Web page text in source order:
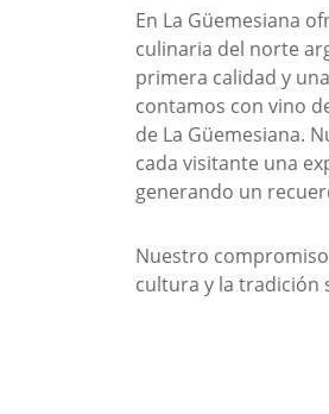
En La Güemesiana
culinaria del norte
primera calidad y
contamos con vino
de La Güemesiana.
cada visitante una
generando un
Nuestro
cultura y la tradición